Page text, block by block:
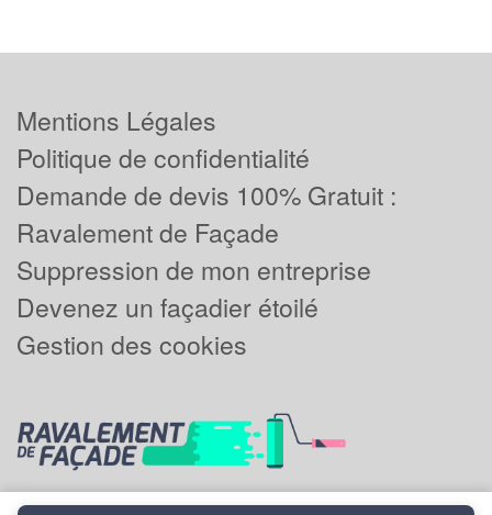
Mentions Légales
Politique de confidentialité
Demande de devis 100% Gratuit :
Ravalement de Façade
Suppression de mon entreprise
Devenez un façadier étoilé
Gestion des cookies